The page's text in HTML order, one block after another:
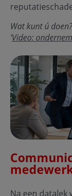
Wat kunt ú doen?
'Video:
Na een